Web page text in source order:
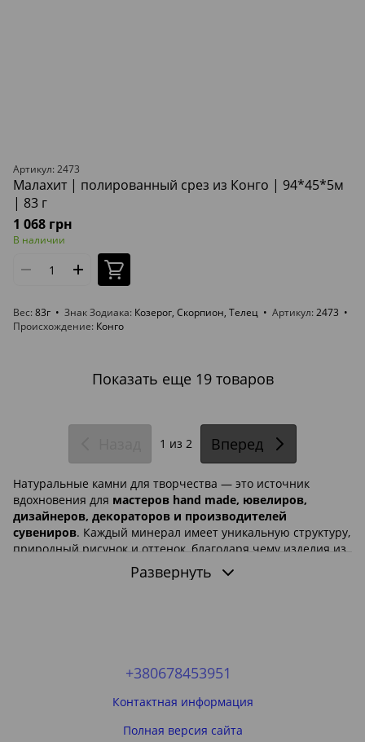
Артикул: 2473
Малахит | полированный срез из Конго | 94*45*5м
| 83 г
1 068 грн
В наличии
Вес 83г Знак Зодиака Козерог, Скорпион, Телец Артикул 2473
Происхождение Конго
Показать еще 19 товаров
1 из 2 Вперед
Натуральные камни для творчества — это источник
вдохновения для мастеров hand made, ювелиров,
дизайнеров, декораторов и производителей
сувениров. Каждый минерал имеет уникальную структуру,
природный рисунок и оттенок, благодаря чему изделия из
натурального камня всегда выглядят
аметист, обсидиан, флюорит, сердолик, яшму и
мастерами по всему миру.
Природные камни открывают
безграничные
Развернуть
+380678453951
Контактная информация
Полная версия сайта